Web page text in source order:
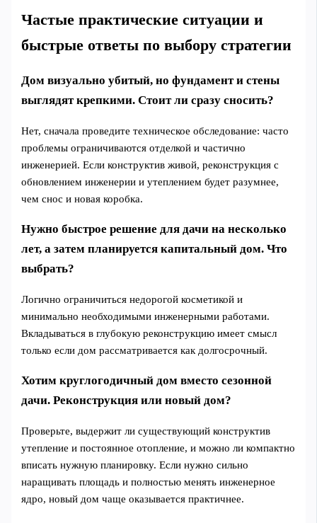
Частые практические ситуации и
быстрые ответы по выбору стратегии
Дом визуально убитый, но фундамент и стены
выглядят крепкими. Стоит ли сразу сносить?
Нет, сначала проведите техническое обследование: часто
проблемы ограничиваются отделкой и частично
инженерией. Если конструктив живой, реконструкция с
обновлением инженерии и утеплением будет разумнее,
чем снос и новая коробка.
Нужно быстрое решение для дачи на несколько
лет, а затем планируется капитальный дом. Что
выбрать?
Логично ограничиться недорогой косметикой и
минимально необходимыми инженерными работами.
Вкладываться в глубокую реконструкцию имеет смысл
только если дом рассматривается как долгосрочный.
Хотим круглогодичный дом вместо сезонной
дачи. Реконструкция или новый дом?
Проверьте, выдержит ли существующий конструктив
утепление и постоянное отопление, и можно ли компактно
вписать нужную планировку. Если нужно сильно
наращивать площадь и полностью менять инженерное
ядро, новый дом чаще оказывается практичнее.